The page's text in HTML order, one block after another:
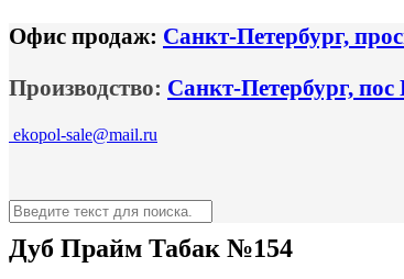
Офис продаж: Санкт-Петербург,
Производство: Санкт-Петербург,
ekopol-sale@mail.ru
Дуб Прайм Табак №154